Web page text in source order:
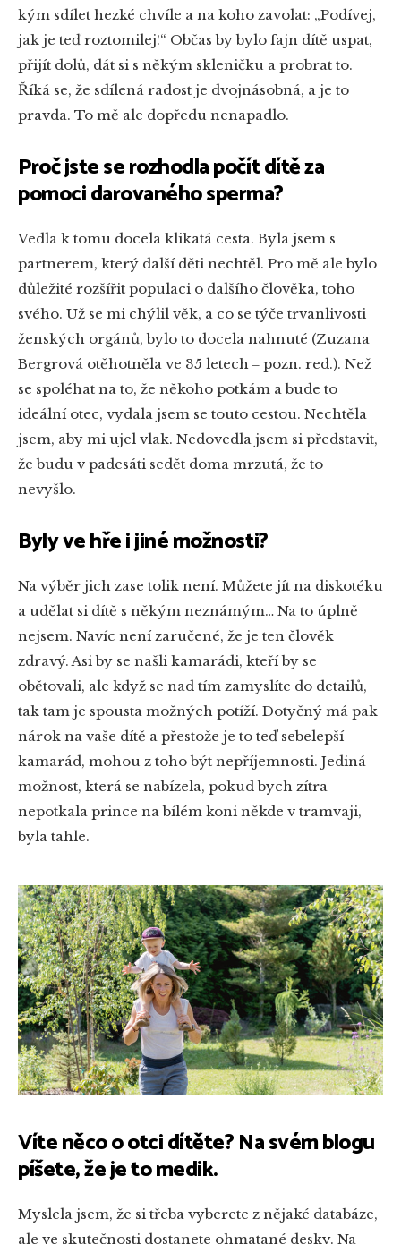
kým sdílet hezké chvíle a na koho zavolat: „Podívej,
jak je teď roztomilej!“ Občas by bylo fajn dítě uspat,
přijít dolů, dát si s někým skleničku a probrat to.
Říká se, že sdílená radost je dvojnásobná, a je to
pravda. To mě ale dopředu nenapadlo.
Proč jste se rozhodla počít dítě za
pomoci darovaného sperma?
Vedla k tomu docela klikatá cesta. Byla jsem s
partnerem, který další děti nechtěl. Pro mě ale bylo
důležité rozšířit populaci o dalšího člověka, toho
svého. Už se mi chýlil věk, a co se týče trvanlivosti
ženských orgánů, bylo to docela nahnuté (Zuzana
Bergrová otěhotněla ve 35 letech ‒ pozn. red.). Než
se spoléhat na to, že někoho potkám a bude to
ideální otec, vydala jsem se touto cestou. Nechtěla
jsem, aby mi ujel vlak. Nedovedla jsem si představit,
že budu v padesáti sedět doma mrzutá, že to
nevyšlo.
Byly ve hře i jiné možnosti?
Na výběr jich zase tolik není. Můžete jít na diskotéku
a udělat si dítě s někým neznámým… Na to úplně
nejsem. Navíc není zaručené, že je ten člověk
zdravý. Asi by se našli kamarádi, kteří by se
obětovali, ale když se nad tím zamyslíte do detailů,
tak tam je spousta možných potíží. Dotyčný má pak
nárok na vaše dítě a přestože je to teď sebelepší
kamarád, mohou z toho být nepříjemnosti. Jediná
možnost, která se nabízela, pokud bych zítra
nepotkala prince na bílém koni někde v tramvaji,
byla tahle.
Víte něco o otci dítěte? Na svém blogu
píšete, že je to medik.
Myslela jsem, že si třeba vyberete z nějaké databáze,
ale ve skutečnosti dostanete ohmatané desky. Na